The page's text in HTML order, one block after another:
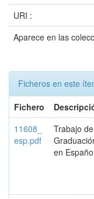
URI :
Aparece en las
Ficheros en este
Fichero
11608_
esp.pdf
Trabajo de
en Español